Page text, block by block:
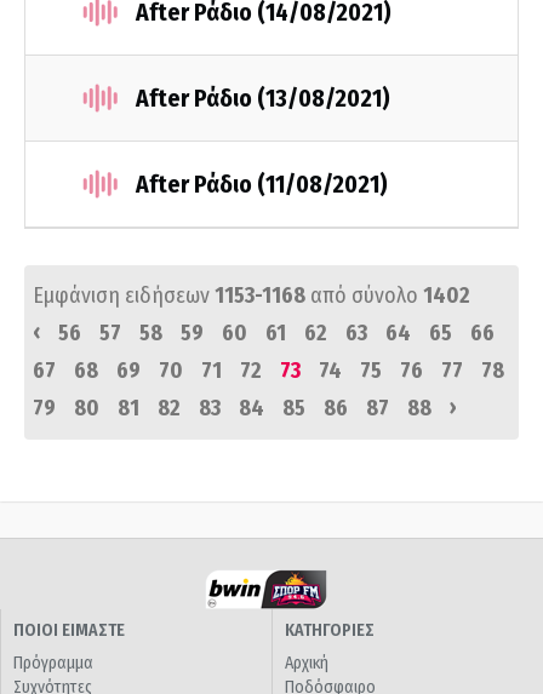
After Ράδιο (14/08/2021)
After Ράδιο (13/08/2021)
After Ράδιο (11/08/2021)
Εμφάνιση ειδήσεων1153-1168 από σύνολο 1402
‹
56 57 58 59 60 61 62 63 64 65
66
67
68 69 70 71 72 73 74 75 76 77
78
79
80 81 82 83 84 85 86 87 88 ›
ΠΟΙΟΙ ΕΙΜΑΣΤΕ
Πρόγραμμα
Συχνότητες
ΚΑΤΗΓΟΡΙΕΣ
Αρχική
Ποδόσφαιρο